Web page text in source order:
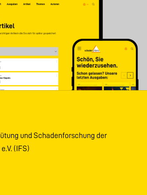
und Schadenforschung der
(IFS)